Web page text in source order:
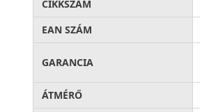
CIKKSZÁM
EAN SZÁM
GARANCIA
ÁTMÉRŐ